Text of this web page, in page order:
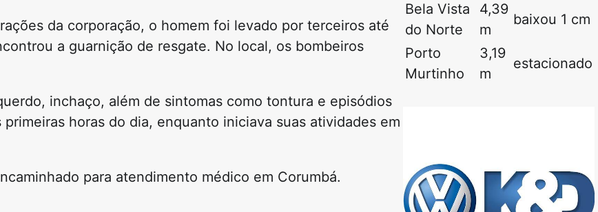
da corporação, o homem foi levado por terceiros até
a guarnição de resgate. No local, os bombeiros
inchaço, além de sintomas como tontura e episódios
horas do dia, enquanto iniciava suas atividades em
para atendimento médico em Corumbá.
Bela Vista
do Norte
4,39
m
baixou 1 cm
Porto
Murtinho
3,19
m
estacionado